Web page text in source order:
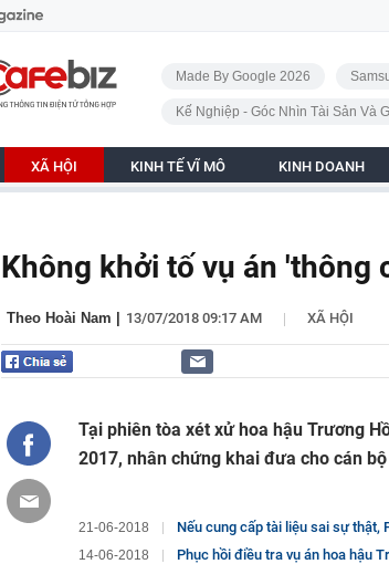
- Trang chủ
Made By Google 2026
Kế Nghiệp - Góc Nhìn Tài Sản Và
XÃ HỘI KINH TẾ VĨ MÔ KINH DOANH
Không khởi tố vụ án 'thông
Theo Hoài Nam 13/07/2018 09:17 AM | XÃ HỘI
Tại phiên tòa xét xử hoa hậu Trương
2017, nhân chứng khai đưa cho cán
21-06-2018 Nếu cung cấp tài liệu sai sự thật,
14-06-2018 Phục hồi điều tra vụ án hoa hậu